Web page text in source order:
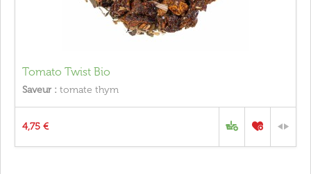
Tomato Twist Bio
Saveur : tomate thym
4,75 €